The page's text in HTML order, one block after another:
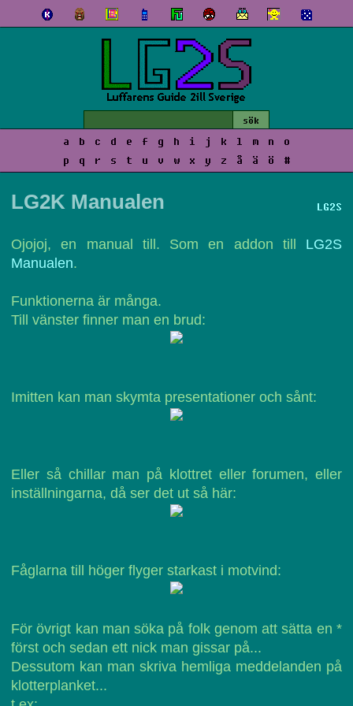
a b c d e f g h i j k l m n
o
p
q r s t u v w x y z å ä ö #
LG2S
LG2K Manualen
Ojojoj, en manual till. Som en addon till LG2S
Manualen.
Funktionerna är många.
Till vänster finner man en brud:
Imitten kan man skymta presentationer och sånt:
Eller så chillar man på klottret eller forumen, eller
inställningarna, då ser det ut så här:
Fåglarna till höger flyger starkast i motvind:
För övrigt kan man söka på folk genom att sätta en *
först och sedan ett nick man gissar på...
Dessutom kan man skriva hemliga meddelanden på
klotterplanket...